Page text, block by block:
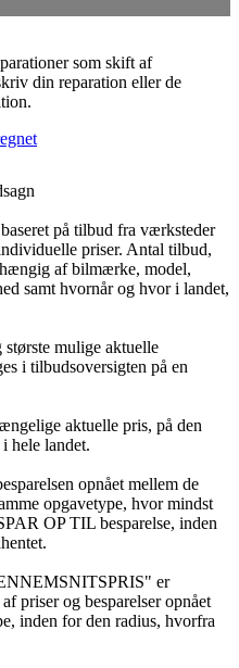
som skift af
din reparation eller de
på tilbud fra værksteder
priser. Antal tilbud,
af bilmærke, model,
samt hvornår og hvor i landet,
største mulige aktuelle
i tilbudsoversigten på en
aktuelle pris, på den
hele landet.
opnået mellem de
opgavetype, hvor mindst
OP TIL besparelse, inden
er
priser og besparelser opnået
inden for den radius, hvorfra